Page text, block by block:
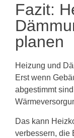
Fazit:
planen
Heizung und
Erst wenn
abgestimmt
Das kann
verbessern, die